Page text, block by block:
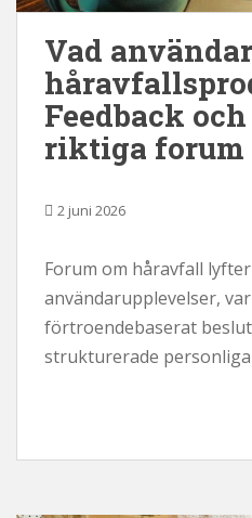
Vad
Feedback
riktiga forum
2 juni 2026
Forum om håravfall
användarupplevelser,
förtroendebaserat
strukturerade